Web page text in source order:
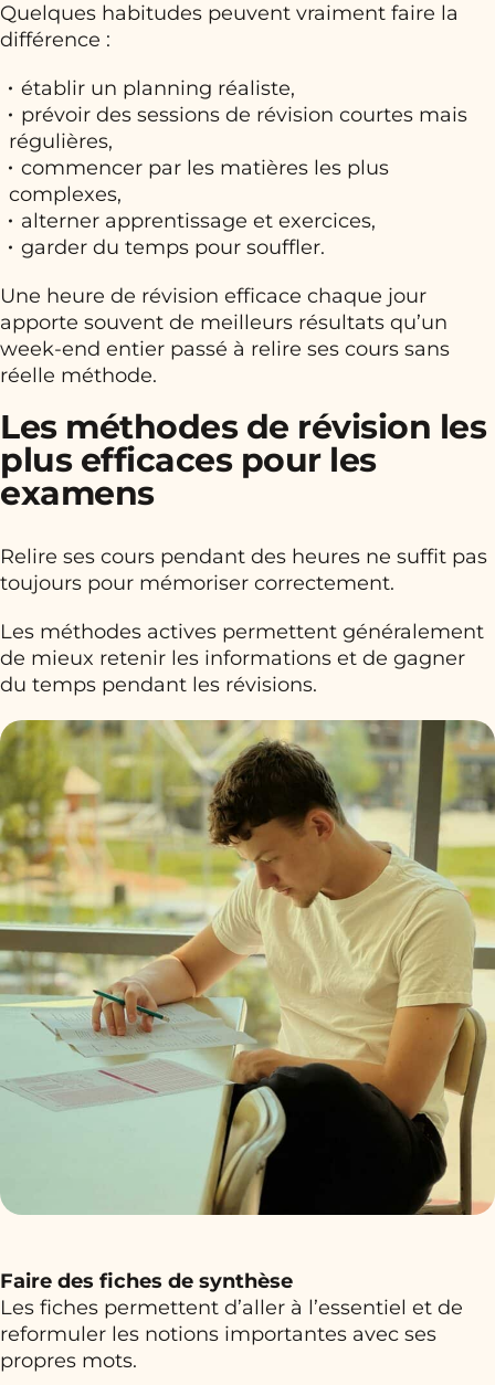
Quelques habitudes peuvent vraiment faire la
différence :
établir un planning réaliste,
prévoir des sessions de révision courtes mais
régulières,
commencer par les matières les plus
complexes,
alterner apprentissage et exercices,
garder du temps pour souffler.
Une heure de révision efficace chaque jour
apporte souvent de meilleurs résultats qu’un
week-end entier passé à relire ses cours sans
réelle méthode.
Les méthodes de révision les
plus efficaces pour les
examens
Relire ses cours pendant des heures ne suffit pas
toujours pour mémoriser correctement.
Les méthodes actives permettent généralement
de mieux retenir les informations et de gagner
du temps pendant les révisions.
Faire des fiches de synthèse
Les fiches permettent d’aller à l’essentiel et de
reformuler les notions importantes avec ses
propres mots.